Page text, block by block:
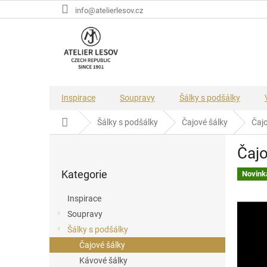
na
info@atelierlesov.cz
Inspirace Soupravy Šálky s podšálky
Domů Šálky s podšálky Čajové šálky
kategorie
Kategorie
Inspirace
Soupravy
Šálky s podšálky
Čajové šálky
Kávové šálky